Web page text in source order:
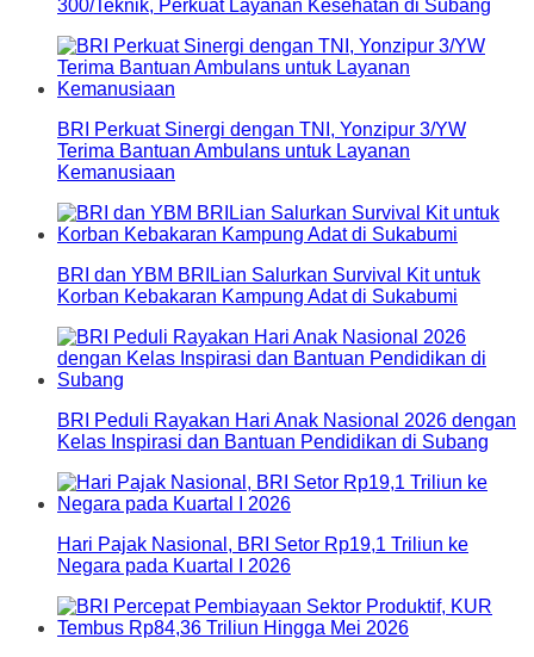
300/Teknik, Perkuat Layanan Kesehatan di Subang
BRI Perkuat Sinergi dengan TNI, Yonzipur 3/YW
Terima Bantuan Ambulans untuk Layanan
Kemanusiaan
BRI dan YBM BRILian Salurkan Survival Kit untuk
Korban Kebakaran Kampung Adat di Sukabumi
BRI Peduli Rayakan Hari Anak Nasional 2026 dengan
Kelas Inspirasi dan Bantuan Pendidikan di Subang
Hari Pajak Nasional, BRI Setor Rp19,1 Triliun ke
Negara pada Kuartal I 2026